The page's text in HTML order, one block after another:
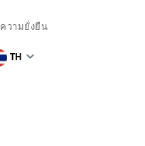
ความยั่งยืน
TH